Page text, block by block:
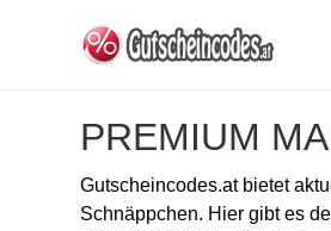
PREMIUM
Gutscheincodes.at bietet
Schnäppchen. Hier gibt es